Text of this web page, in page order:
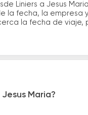
Liniers a Jesus
la fecha, la empresa
la fecha de
Maria?